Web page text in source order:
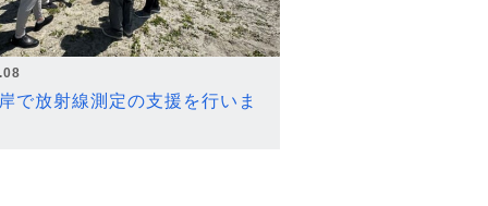
で放射線測定の支援を行いま